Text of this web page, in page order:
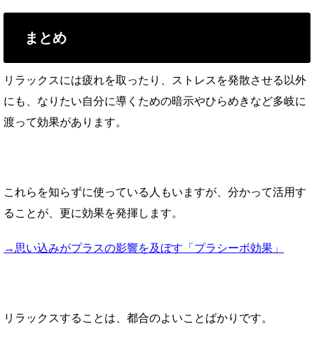
まとめ
リラックスには疲れを取ったり、ストレスを発散させる以外
にも、なりたい自分に導くための暗示やひらめきなど多岐に
渡って効果があります。
これらを知らずに使っている人もいますが、分かって活用す
ることが、更に効果を発揮します。
→思い込みがプラスの影響を及ぼす「プラシーボ効果」
リラックスすることは、都合のよいことばかりです。